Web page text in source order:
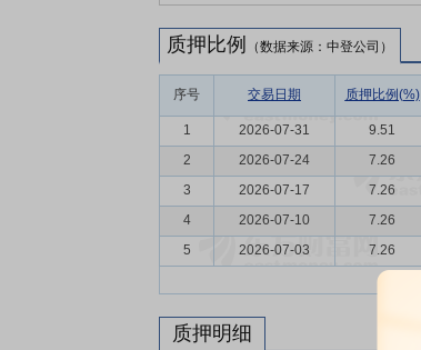
质押比例 （数据来源：中登公司）
序号 交易日期 质押比例(%)
1 2026-07-31 9.51
2
2026-07-24 7.26
3
2026-07-17 7.26
4
2026-07-10 7.26
5
2026-07-03 7.26
质押明细